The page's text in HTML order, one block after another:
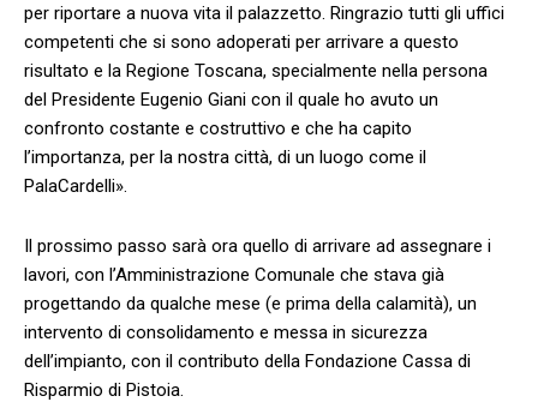
per riportare a nuova vita il palazzetto. Ringrazio tutti gli uffici
competenti che si sono adoperati per arrivare a questo
risultato e la Regione Toscana, specialmente nella persona
del Presidente Eugenio Giani con il quale ho avuto un
confronto costante e costruttivo e che ha capito
l’importanza, per la nostra città, di un luogo come il
PalaCardelli».
Il prossimo passo sarà ora quello di arrivare ad assegnare i
lavori, con l’Amministrazione Comunale che stava già
progettando da qualche mese (e prima della calamità), un
intervento di consolidamento e messa in sicurezza
dell’impianto, con il contributo della Fondazione Cassa di
Risparmio di Pistoia.